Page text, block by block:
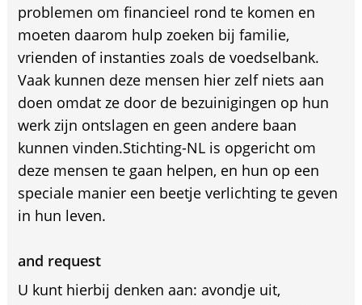
problemen om financieel rond te komen en
moeten daarom hulp zoeken bij familie,
vrienden of instanties zoals de voedselbank.
Vaak kunnen deze mensen hier zelf niets aan
doen omdat ze door de bezuinigingen op hun
werk zijn ontslagen en geen andere baan
kunnen vinden.Stichting-NL is opgericht om
deze mensen te gaan helpen, en hun op een
speciale manier een beetje verlichting te geven
in hun leven.
and request
U kunt hierbij denken aan: avondje uit,